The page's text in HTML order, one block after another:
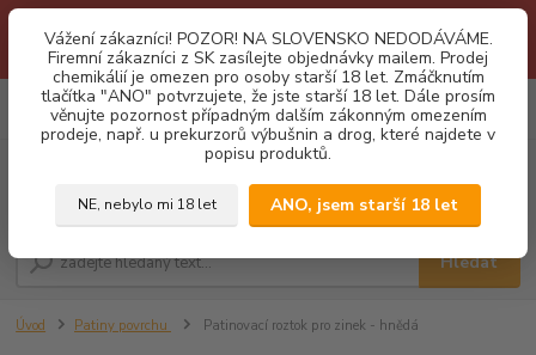
je neustálé porušování obchodních podmínek. Firemní zájemci o naše
produkty z SK zasílejte objednávky mailovou cestou. Děkujeme!
Vážení zákazníci! POZOR! NA SLOVENSKO NEDODÁVÁME.
Firemní zákazníci z SK zasílejte objednávky mailem. Prodej
chemikálií je omezen pro osoby starší 18 let. Zmáčknutím
tlačítka "ANO" potvrzujete, že jste starší 18 let. Dále prosím
věnujte pozornost případným dalším zákonným omezením
prodeje, např. u prekurzorů výbušnin a drog, které najdete v
popisu produktů.
NE, nebylo mi 18 let ANO, jsem starší 18 let
Menu
CZK
Hledat
0
za0,00 Kč
Úvod Patiny povrchu Patinovací roztok pro zinek - hnědá